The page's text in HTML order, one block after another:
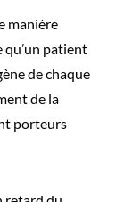
manière
qu’un patient
de chaque
de la
porteurs